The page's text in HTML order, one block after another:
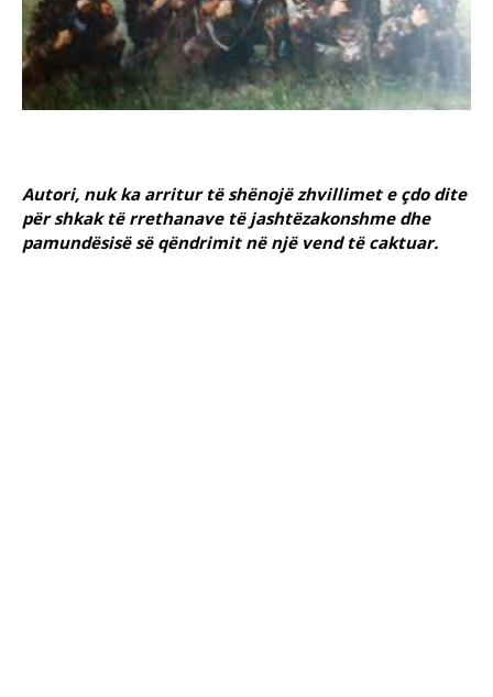
Autori, nuk ka arritur të shënojë zhvillimet e çdo dite
për shkak të rrethanave të jashtëzakonshme dhe
pamundësisë së qëndrimit në një vend të caktuar.